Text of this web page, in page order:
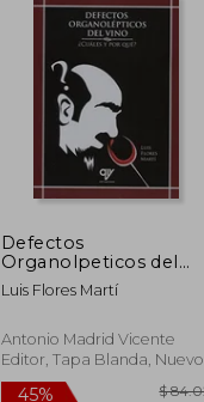
Defectos
Organolpeticos del
Vino
Luis Flores Martí
Antonio Madrid Vicente
Editor, Tapa Blanda, Nuevo